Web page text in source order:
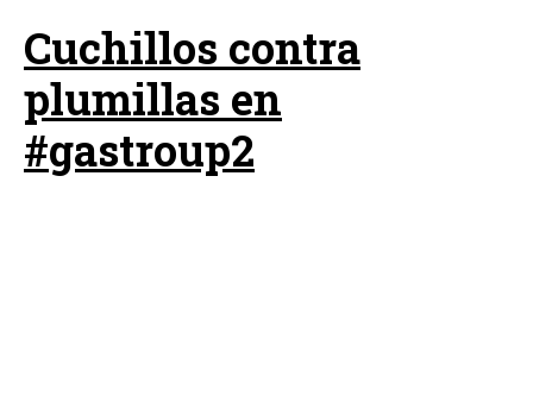
Cuchillos contra
plumillas en
#gastroup2